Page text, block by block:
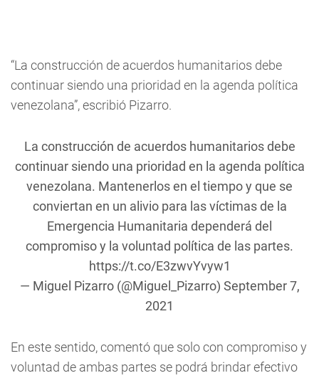
“La construcción de acuerdos humanitarios debe
continuar siendo una prioridad en la agenda política
venezolana”, escribió Pizarro.
La construcción de acuerdos humanitarios debe
continuar siendo una prioridad en la agenda política
venezolana. Mantenerlos en el tiempo y que se
conviertan en un alivio para las víctimas de la
Emergencia Humanitaria dependerá del
compromiso y la voluntad política de las partes.
https://t.co/E3zwvYvyw1
— Miguel Pizarro (@Miguel_Pizarro) September 7,
2021
En este sentido, comentó que solo con compromiso y
voluntad de ambas partes se podrá brindar efectivo